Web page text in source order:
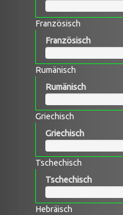
Französisch
Französisch
Rumänisch
Rumänisch
Griechisch
Griechisch
Tschechisch
Tschechisch
Hebräisch